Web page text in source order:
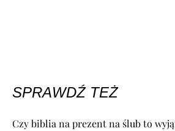
SPRAWDŹ TEŻ
Czy biblia na prezent na ślub to